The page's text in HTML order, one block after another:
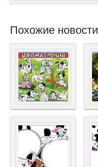
Похожие новости